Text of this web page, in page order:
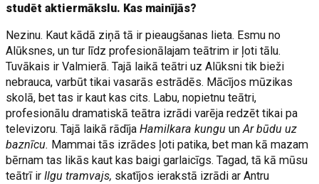
studēt aktiermākslu. Kas mainījās?
Nezinu. Kaut kādā ziņā tā ir pieaugšanas lieta. Esmu no
Alūksnes, un tur līdz profesionālajam teātrim ir ļoti tālu.
Tuvākais ir Valmierā. Tajā laikā teātri uz Alūksni tik bieži
nebrauca, varbūt tikai vasarās estrādēs. Mācījos mūzikas
skolā, bet tas ir kaut kas cits. Labu, nopietnu teātri,
profesionālu dramatiskā teātra izrādi varēja redzēt tikai pa
televizoru. Tajā laikā rādījaHamilkara kunguunAr būdu uz
baznīcu. Mammai tās izrādes ļoti patika, bet man kā mazam
bērnam tas likās kaut kas baigi garlaicīgs. Tagad, tā kā mūsu
teātrī ir Ilgu tramvajs, skatījos ierakstā izrādi ar Antru